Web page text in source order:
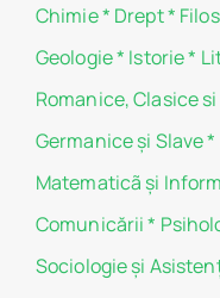
Chimie* Drept*
Geologie* Istorie*
Romanice, Clasice
Germanice şi Slave*
Matematicã și
Comunicării *
Sociologie şi